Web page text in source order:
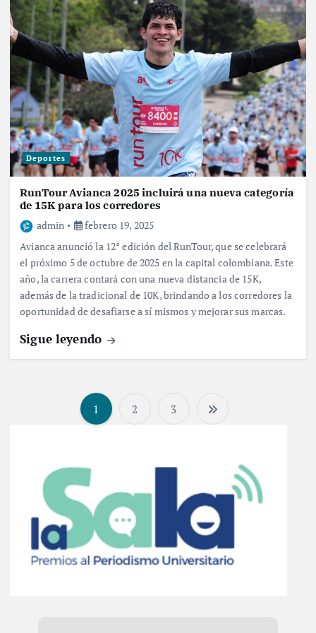
Deportes
RunTour Avianca 2025 incluirá una nueva categoría
de 15K para los corredores
admin
febrero 19, 2025
Avianca anunció la 12° edición del RunTour, que se celebrará
el próximo 5 de octubre de 2025 en la capital colombiana. Este
año, la carrera contará con una nueva distancia de 15K,
además de la tradicional de 10K, brindando a los corredores la
oportunidad de desafiarse a sí mismos y mejorar sus marcas.
Sigue leyendo
P
a
n
1 2 3